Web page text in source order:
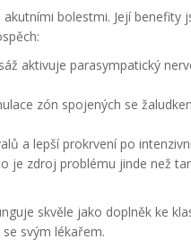
bolestmi. Její
aktivuje parasympatický
zón spojených se
a lepší prokrvení po
je zdroj problému jinde než
skvěle jako doplněk ke
svým lékařem.